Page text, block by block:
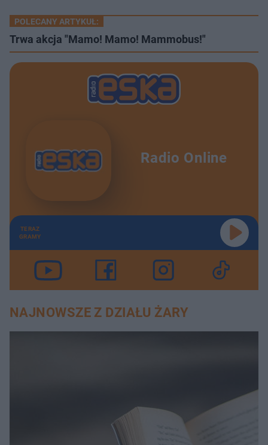
POLECANY ARTYKUŁ:
Trwa akcja "Mamo! Mamo! Mammobus!"
Radio Online
TERAZ
GRAMY
NAJNOWSZE Z DZIAŁU ŻARY